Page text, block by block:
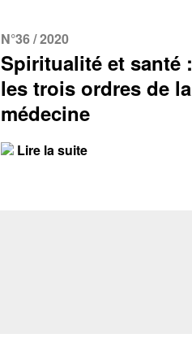
N°36 / 2020
Spiritualité et santé :
les trois ordres de la
médecine
Lire la suite